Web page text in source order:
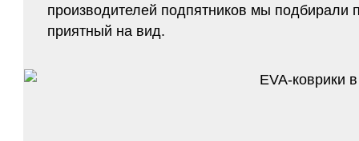
производителей подпятников мы подбирали
приятный на вид.